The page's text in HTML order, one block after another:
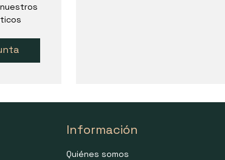
Información
Quiénes somos